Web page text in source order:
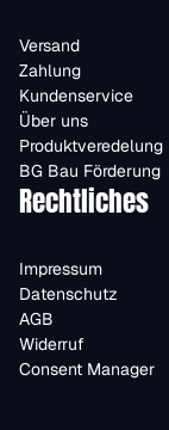
Versand
Zahlung
Kundenservice
Über uns
Produktveredelung
BG Bau Förderung
Rechtliches
Impressum
Datenschutz
AGB
Widerruf
Consent Manager